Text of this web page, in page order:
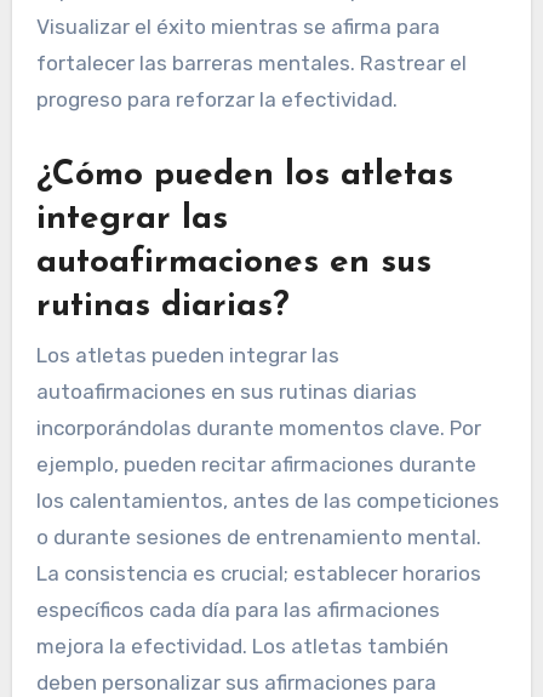
diariamente para construir confianza y enfoque.
Comenzar con declaraciones claras y positivas
que resuenen personalmente. Usar el tiempo
afirmaciones de manera consistente,
especialmente antes de las competiciones.
Visualizar el éxito mientras se afirma para
fortalecer las barreras mentales. Rastrear el
progreso para reforzar la efectividad.
¿Cómo pueden los atletas
integrar las
autoafirmaciones en sus
rutinas diarias?
Los atletas pueden integrar las
autoafirmaciones en sus rutinas diarias
incorporándolas durante momentos clave. Por
ejemplo, pueden recitar afirmaciones durante